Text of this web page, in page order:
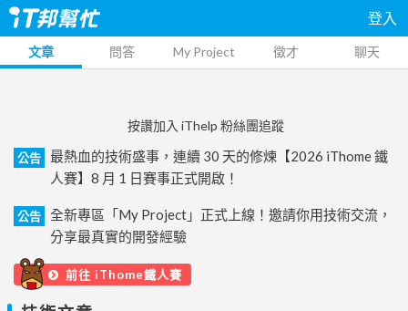
登入
文章 問答 My Project 徵才 聊天
按讚加入 iThelp 粉絲團追蹤
公告
最熱血的技術盛事，連續 30 天的修煉【2026 iThome 鐵
人賽】8 月 1 日賽事正式開啟！
公告
全新專區「My Project」正式上線！邀請你用技術交流，
分享最真實的開發經驗
前往 iThome鐵人賽